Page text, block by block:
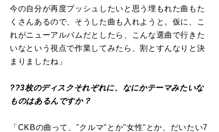
今の自分が再度プッシュしたいと思う埋もれた曲もた
くさんあるので、そうした曲も入れようと。仮に、こ
れがニューアルバムだとしたら、こんな選曲で行きた
いなという視点で作業してみたら、割とすんなりと決
まりましたね」
??3枚のディスクそれぞれに、なにかテーマみたいな
ものはあるんですか？
「CKBの曲って、"クルマ"とか"女性"とか、だいたい7